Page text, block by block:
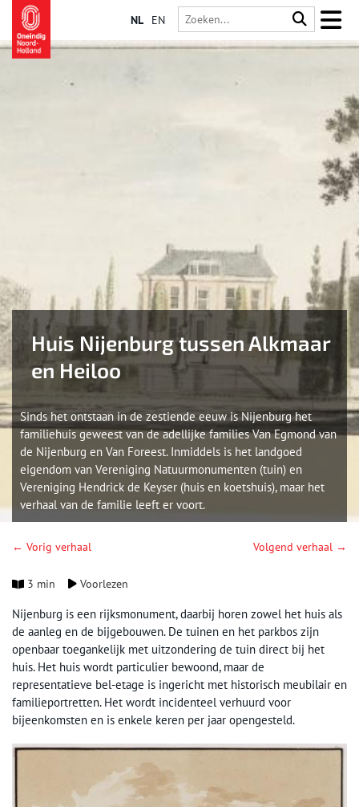
NL EN
Huis Nijenburg tussen Alkmaar
en Heiloo
Sinds het ontstaan in de zestiende eeuw is Nijenburg het
familiehuis geweest van de adellijke families Van Egmond van
de Nijenburg en Van Foreest. Inmiddels is het landgoed
eigendom van Vereniging Natuurmonumenten (tuin) en
Vereniging Hendrick de Keyser (huis en koetshuis), maar het
verhaal van de familie leeft er voort.
← Vorig verhaal Volgend verhaal →
3 min Voorlezen
Nijenburg is een rijksmonument, daarbij horen zowel het huis als
de aanleg en de bijgebouwen. De tuinen en het parkbos zijn
openbaar toegankelijk met uitzondering de tuin direct bij het
huis. Het huis wordt particulier bewoond, maar de
representatieve bel-etage is ingericht met historisch meubilair en
familieportretten. Het wordt incidenteel verhuurd voor
bijeenkomsten en is enkele keren per jaar opengesteld.